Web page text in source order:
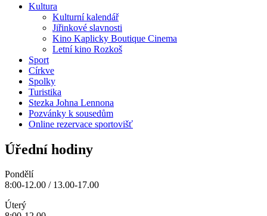
Kultura
Kulturní kalendář
Jiřinkové slavnosti
Kino Kaplicky Boutique Cinema
Letní kino Rozkoš
Sport
Církve
Spolky
Turistika
Stezka Johna Lennona
Pozvánky k sousedům
Online rezervace sportovišť
Úřední hodiny
Pondělí
8:00-12.00 / 13.00-17.00
Úterý